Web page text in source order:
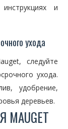
и
ухода
следуйте
ухода.
удобрение,
деревьев.